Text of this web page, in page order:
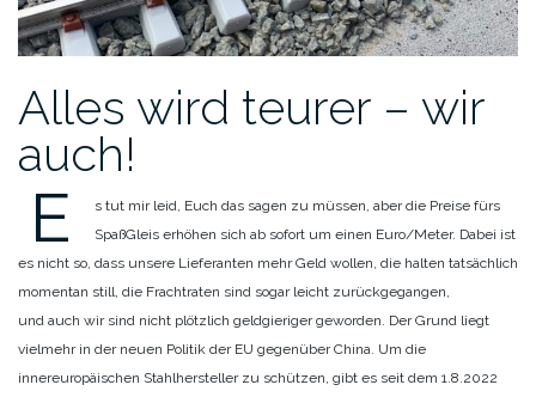
Alles wird teurer – wir
auch!
E
s tut mir leid, Euch das sagen zu müssen, aber die Preise fürs
SpaßGleis erhöhen sich ab sofort um einen Euro/Meter. Dabei ist
es nicht so, dass unsere Lieferanten mehr Geld wollen, die halten tatsächlich
momentan still, die Frachtraten sind sogar leicht zurückgegangen,
und auch wir sind nicht plötzlich geldgieriger geworden. Der Grund liegt
vielmehr in der neuen Politik der EU gegenüber China. Um die
innereuropäischen Stahlhersteller zu schützen, gibt es seit dem 1.8.2022